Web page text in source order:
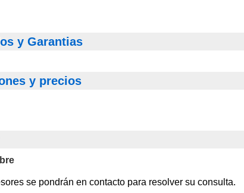
y Garantias
y precios
se pondrán en contacto para resolver su consulta.